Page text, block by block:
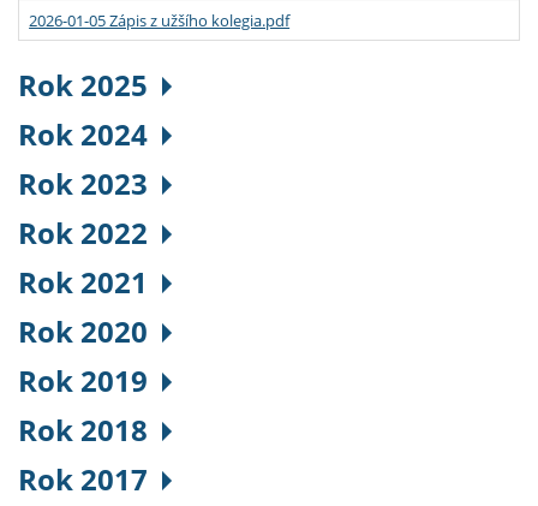
2026-01-05 Zápis z užšího kolegia.pdf
Rok 2025
Rok 2024
Rok 2023
Rok 2022
Rok 2021
Rok 2020
Rok 2019
Rok 2018
Rok 2017